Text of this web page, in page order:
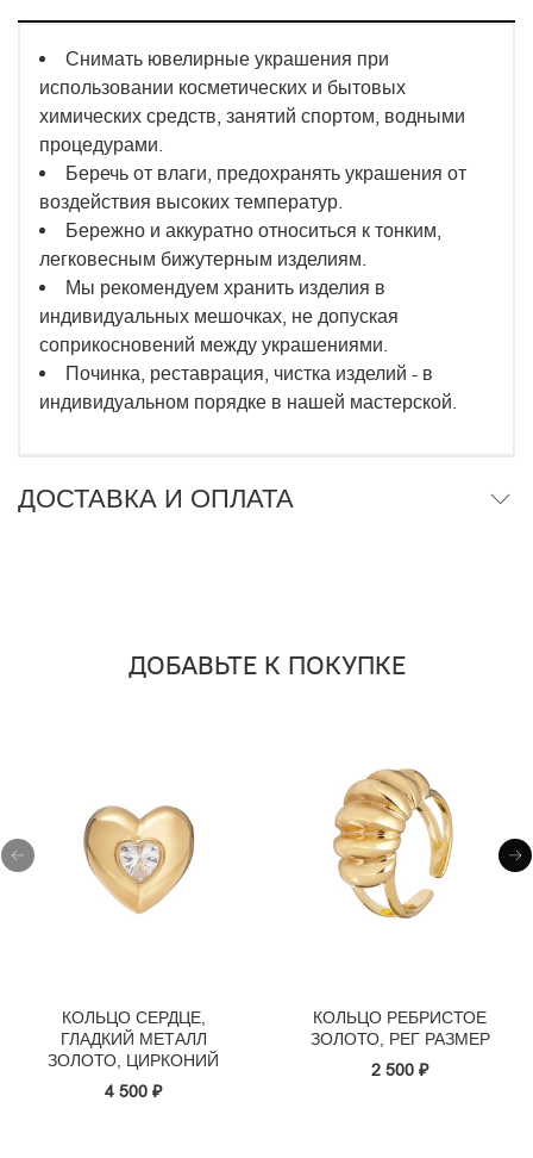
Снимать ювелирные украшения при
использовании косметических и бытовых
химических средств, занятий спортом, водными
процедурами.
Беречь от влаги, предохранять украшения от
воздействия высоких температур.
Бережно и аккуратно относиться к тонким,
легковесным бижутерным изделиям.
Мы рекомендуем хранить изделия в
индивидуальных мешочках, не допуская
соприкосновений между украшениями.
Починка, реставрация, чистка изделий - в
индивидуальном порядке в нашей мастерской.
ДОСТАВКА И ОПЛАТА
ДОБАВЬТЕ К ПОКУПКЕ
КОЛЬЦО СЕРДЦЕ,
ГЛАДКИЙ МЕТАЛЛ
ЗОЛОТО, ЦИРКОНИЙ
4 500 ₽
КОЛЬЦО РЕБРИСТОЕ
ЗОЛОТО, РЕГ РАЗМЕР
2 500 ₽